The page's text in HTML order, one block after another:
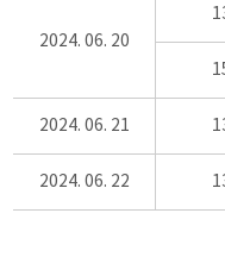
2024. 06. 20
2024. 06. 21
2024. 06. 22